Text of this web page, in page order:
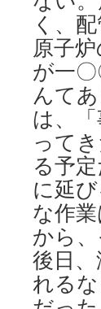
く、
原子
が一
んて
は、
って
る予
に延
な作
から
後日
れる